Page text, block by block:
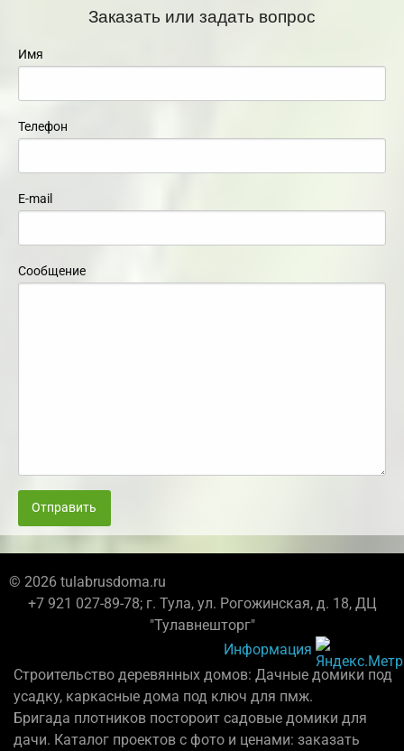
Заказать или задать вопрос
Имя
Телефон
E-mail
Сообщение
Отправить
© 2026 tulabrusdoma.ru
+7 921 027-89-78; г. Тула, ул. Рогожинская, д. 18, ДЦ
"Тулавнешторг"
Информация
Строительство деревянных домов: Дачные домики под
усадку, каркасные дома под ключ для пмж.
Бригада плотников постороит садовые домики для
дачи. Каталог проектов с фото и ценами: заказать